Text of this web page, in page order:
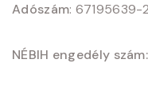
Adószám: 67195639-
NÉBIH engedély szám: